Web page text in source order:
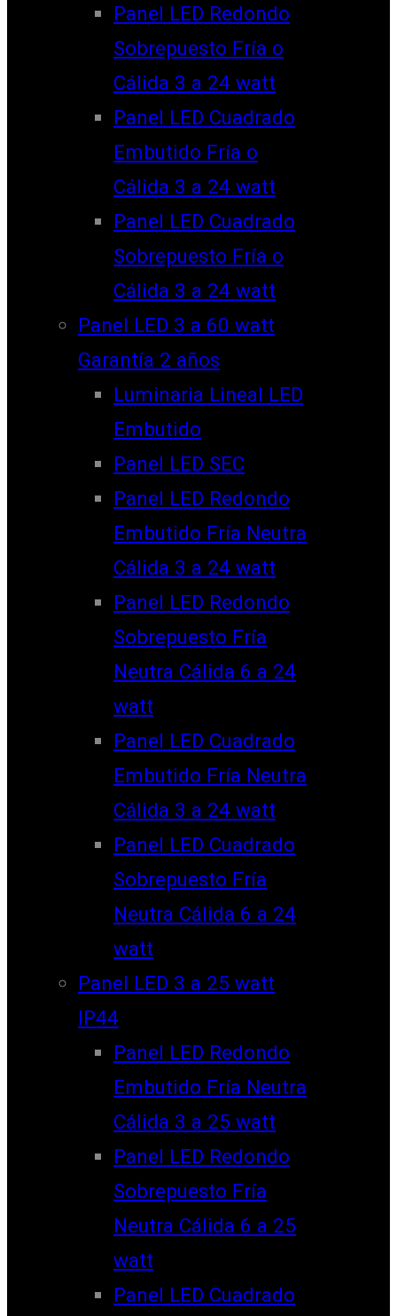
Panel LED Redondo
Sobrepuesto Fría o
Cálida 3 a 24 watt
Panel LED Cuadrado
Embutido Fría o
Cálida 3 a 24 watt
Panel LED Cuadrado
Sobrepuesto Fría o
Cálida 3 a 24 watt
Panel LED 3 a 60 watt
Garantía 2 años
Luminaria Lineal LED
Embutido
Panel LED SEC
Panel LED Redondo
Embutido Fría Neutra
Cálida 3 a 24 watt
Panel LED Redondo
Sobrepuesto Fría
Neutra Cálida 6 a 24
watt
Panel LED Cuadrado
Embutido Fría Neutra
Cálida 3 a 24 watt
Panel LED Cuadrado
Sobrepuesto Fría
Neutra Cálida 6 a 24
watt
Panel LED 3 a 25 watt
IP44
Panel LED Redondo
Embutido Fría Neutra
Cálida 3 a 25 watt
Panel LED Redondo
Sobrepuesto Fría
Neutra Cálida 6 a 25
watt
Panel LED Cuadrado